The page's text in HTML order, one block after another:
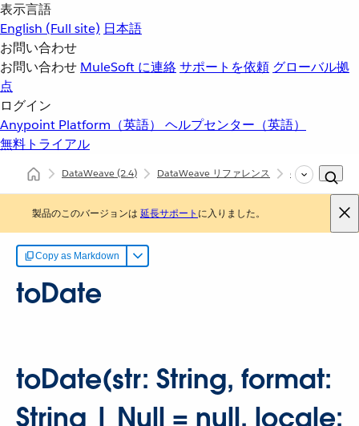
表示言語
English (Full site) 日本語
お問い合わせ
お問い合わせ MuleSoft に連絡サポートを依頼 グローバル拠
点
ログイン
Anypoint Platform（英語） ヘルプセンター（英語）
無料トライアル
DataWeave(2.4) DataWeave リファレンス
製品のこのバージョンは 延長サポート に入りました。
Copy as Markdown
toDate
toDate(str: String, format:
String | Null = null, locale: